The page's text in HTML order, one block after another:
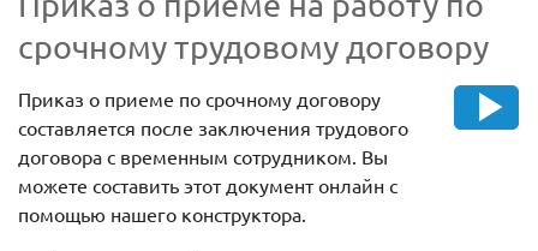
срочному трудовому договору
Приказ о приеме по срочному договору
составляется после заключения трудового
договора с временным сотрудником. Вы
можете составить этот документ онлайн с
помощью нашего конструктора.